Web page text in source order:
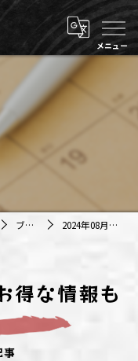
ブログ 2024年08月の記事
得な情報も